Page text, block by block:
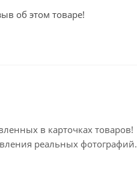
об этом товаре!
в карточках товаров!
реальных фотографий.